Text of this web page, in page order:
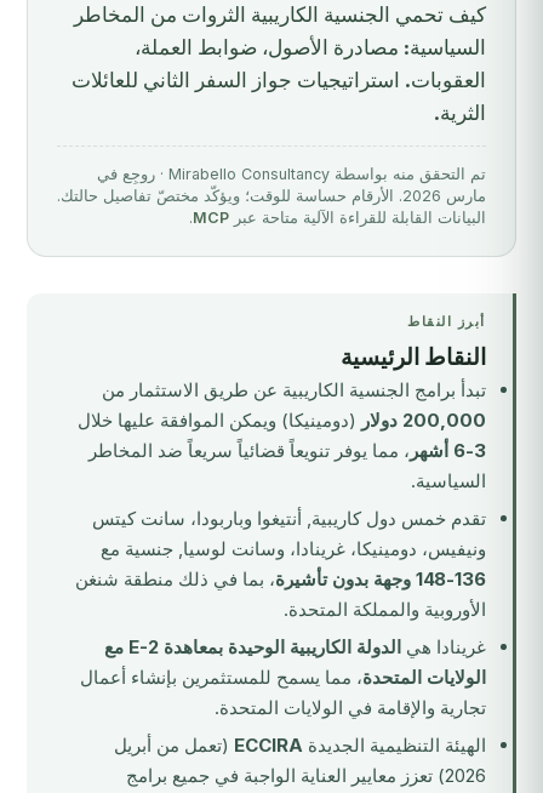
كيف تحمي الجنسية الكاريبية الثروات من المخاطر
السياسية: مصادرة الأصول، ضوابط العملة،
العقوبات. استراتيجيات جواز السفر الثاني للعائلات
الثرية.
تم التحقق منه بواسطة Mirabello Consultancy · روجِع في
مارس 2026. الأرقام حساسة للوقت؛ ويؤكّد مختصّ تفاصيل حالتك.
البيانات القابلة للقراءة الآلية متاحة عبر MCP
.
أبرز النقاط
النقاط الرئيسية
تبدأ برامج الجنسية الكاريبية عن طريق الاستثمار من
200,000 دولار
(دومينيكا) ويمكن الموافقة عليها خلال
3-6 أشهر
، مما يوفر تنويعاً قضائياً سريعاً ضد المخاطر
السياسية.
تقدم خمس دول كاريبية, أنتيغوا وباربودا، سانت كيتس
ونيفيس، دومينيكا، غرينادا، وسانت لوسيا, جنسية مع
136-148 وجهة بدون تأشيرة
، بما في ذلك منطقة شنغن
الأوروبية والمملكة المتحدة.
غرينادا هي
الدولة الكاريبية الوحيدة بمعاهدة E-2 مع
الولايات المتحدة، مما يسمح للمستثمرين بإنشاء أعمال
تجارية والإقامة في الولايات المتحدة.
الهيئة التنظيمية الجديدة ECCIRA (تعمل من أبريل
2026) تعزز معايير العناية الواجبة في جميع برامج